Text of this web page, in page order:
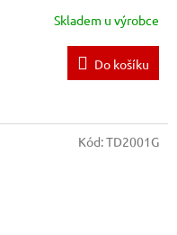
Skladem u výrobce
Do košíku
Kód:TD2001G